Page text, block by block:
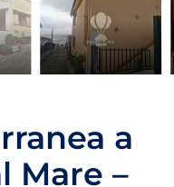
a
Mare –